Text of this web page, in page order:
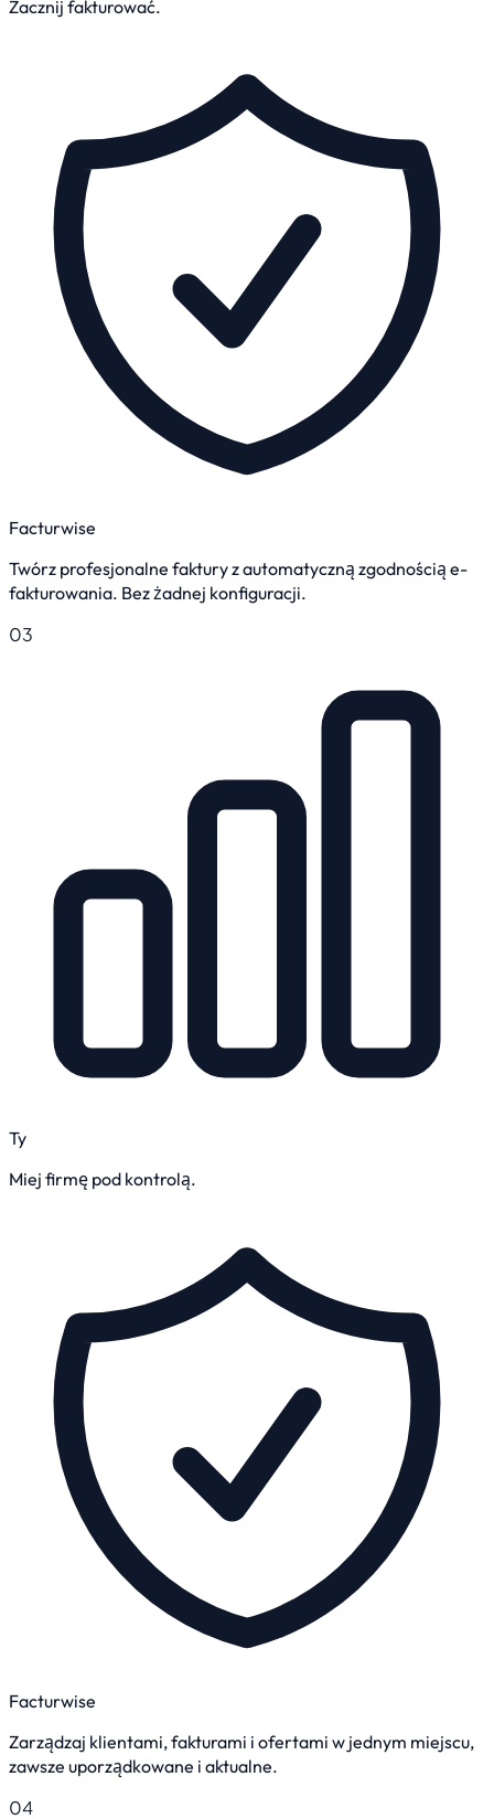
Zacznij fakturować.
Facturwise
Twórz profesjonalne faktury z automatyczną zgodnością e-
fakturowania. Bez żadnej konfiguracji.
03
Ty
Miej firmę pod kontrolą.
Facturwise
Zarządzaj klientami, fakturami i ofertami w jednym miejscu,
zawsze uporządkowane i aktualne.
04